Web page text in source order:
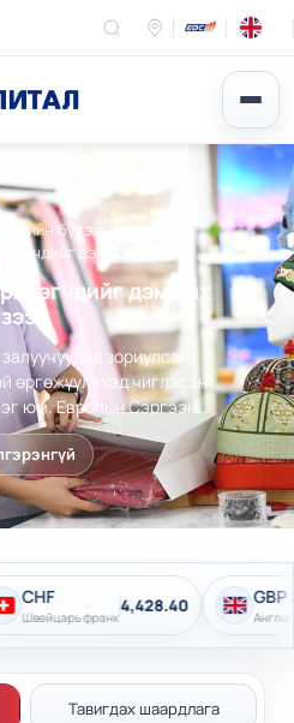
бүтээгдэхүүн
дэмжих зээл
дэмжих
зээл
зориулсан
өргөжүүлэхэд чиглэсэн
Сэргээн
/EBRD/-тай хамтран
Азийн бизнес эрхлэгч
хөтөлбөрийг амжилттай
болон санхүүгийн
болгосон юм.
дэмжих зээлийг
эдлээрэй
франк
4,428.40 GBP
Английн фунт
Тавигдах шаардлага